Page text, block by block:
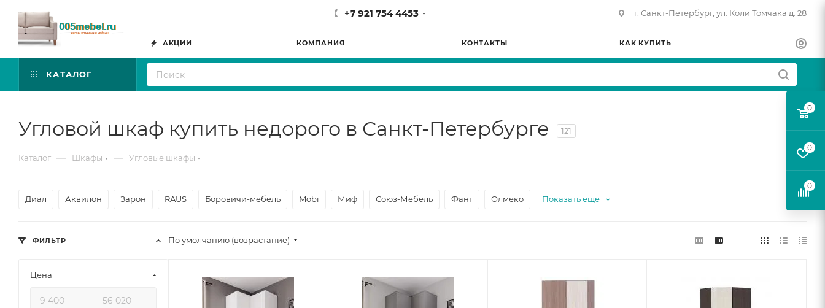
+7 921 754 4453 г. Санкт-Петербург, ул. Коли Томчака д. 28
АКЦИИ КОМПАНИЯ КОНТАКТЫ КАК КУПИТЬ
КАТАЛОГ
Угловой шкаф купить недорого в Санкт-Петербурге 121
Каталог — Шкафы — Угловые шкафы
Диал Аквилон Зарон RAUS Боровичи-мебель Mobi Миф Союз-Мебель Фант Олмеко Показать еще
По умолчанию (возрастание)
ФИЛЬТР
Цена
0
0
0